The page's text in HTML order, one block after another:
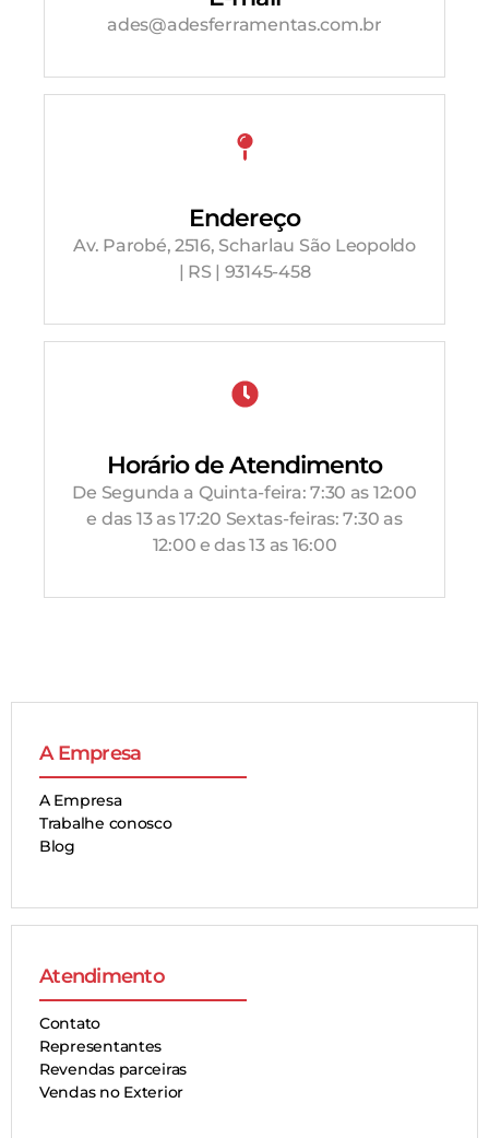
ades@adesferramentas.com.br
Endereço
Av. Parobé, 2516, Scharlau São Leopoldo
| RS | 93145-458
Horário de Atendimento
De Segunda a Quinta-feira: 7:30 as 12:00
e das 13 as 17:20 Sextas-feiras: 7:30 as
12:00 e das 13 as 16:00
A Empresa
A Empresa
Trabalhe conosco
Blog
Atendimento
Contato
Representantes
Revendas parceiras
Vendas no Exterior